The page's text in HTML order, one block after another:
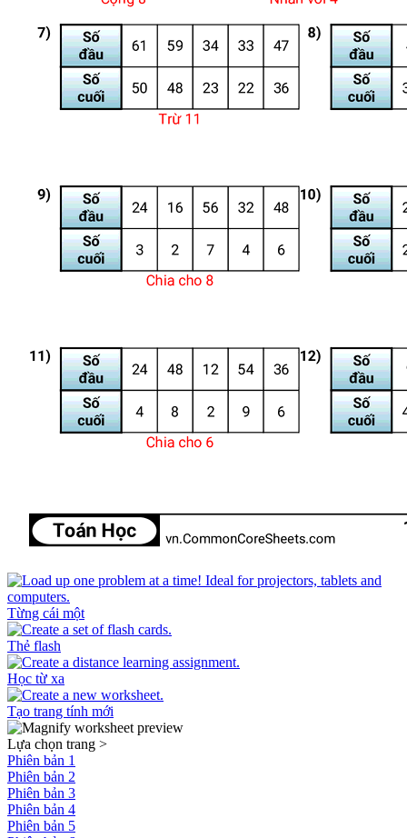
Từng cái một
Thẻ flash
Học từ xa
Tạo trang tính mới
Lựa chọn trang >
Phiên bản 1
Phiên bản 2
Phiên bản 3
Phiên bản 4
Phiên bản 5